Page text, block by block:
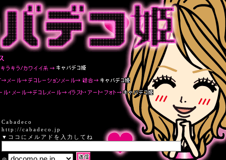
Cabadeco
http://cabadeco.jp
▼ココにメルアドを入力してね